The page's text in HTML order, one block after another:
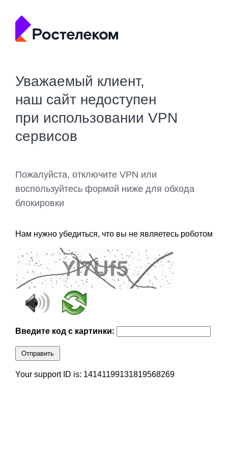
Уважаемый клиент,
наш сайт недоступен
при использовании VPN
сервисов
Пожалуйста, отключите VPN или
воспользуйтесь формой ниже для обхода
блокировки
Нам нужно убедиться, что вы не являетесь роботом
Введите код с картинки:
Отправить
Your support ID is: 14141199131819568269